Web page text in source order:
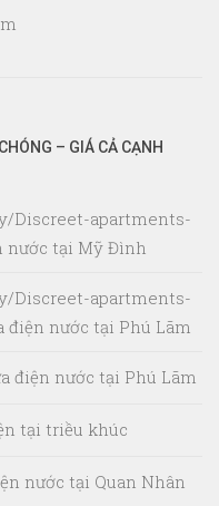
– GIÁ CẢ CẠNH
Discreet-apartments-
nước tại Mỹ Đình
Discreet-apartments-
điện nước tại Phú Lãm
điện nước tại Phú Lãm
tại triều khúc
nước tại Quan Nhân